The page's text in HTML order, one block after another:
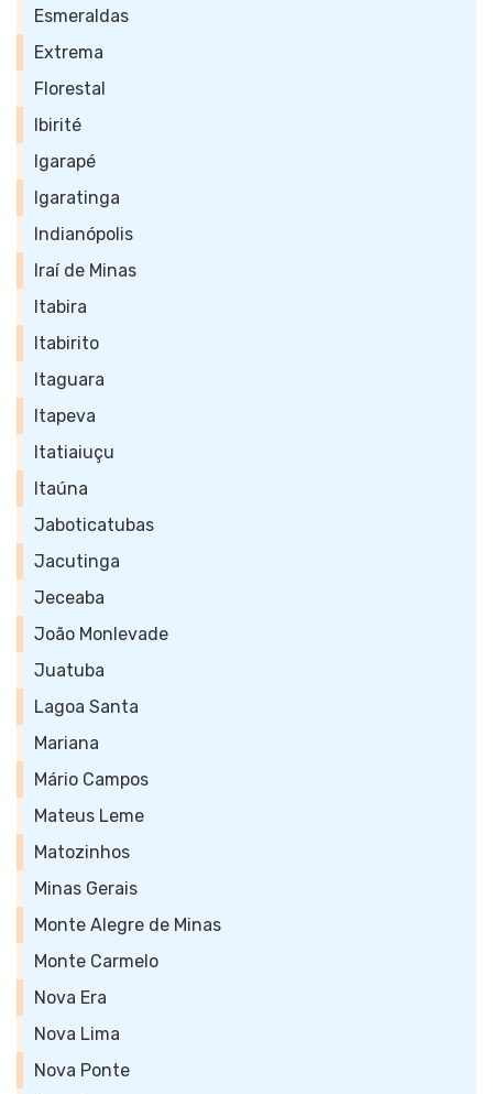
Esmeraldas
Extrema
Florestal
Ibirité
Igarapé
Igaratinga
Indianópolis
Iraí de Minas
Itabira
Itabirito
Itaguara
Itapeva
Itatiaiuçu
Itaúna
Jaboticatubas
Jacutinga
Jeceaba
João Monlevade
Juatuba
Lagoa Santa
Mariana
Mário Campos
Mateus Leme
Matozinhos
Minas Gerais
Monte Alegre de Minas
Monte Carmelo
Nova Era
Nova Lima
Nova Ponte